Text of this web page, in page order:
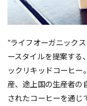
”ライフオーガニック
ースタイルを提案する
ックリキッドコーヒー
産、途上国の生産者の
されたコーヒーを通じ